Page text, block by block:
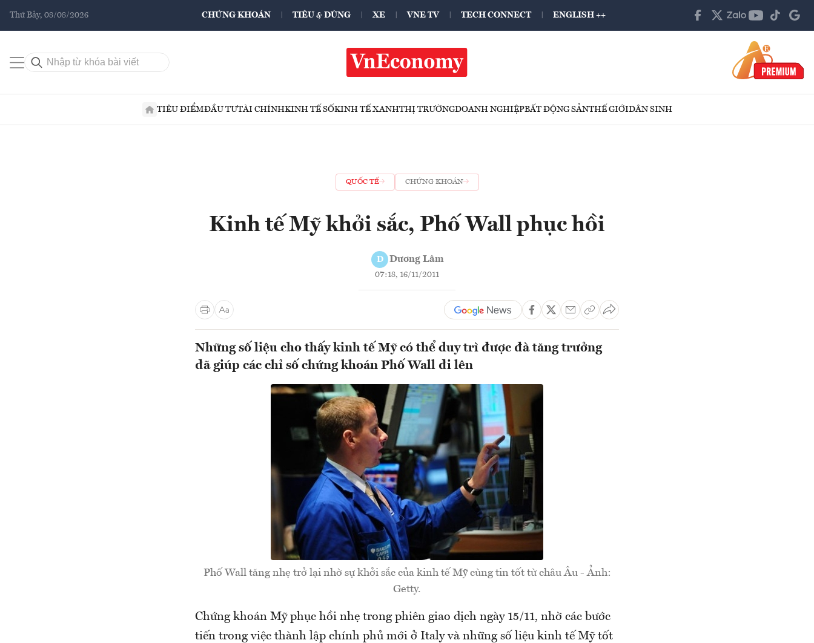
Thứ Bảy, 08/08/2026 CHỨNG KHOÁN TIÊU & DÙNG XE VNE TV TECH CONNECT ENGLISH ++
TIÊU ĐIỂMĐẦU TƯTÀI CHÍNHKINH TẾ SỐKINH TẾ XANHTHỊ TRƯỜNGDOANH NGHIỆPBẤT ĐỘNG SẢNTHẾ GIỚIDÂN SINH
QUỐC TẾ CHỨNG KHOÁN
Kinh tế Mỹ khởi sắc, Phố Wall phục hồi
D Dương Lâm
07:18, 16/11/2011
Những số liệu cho thấy kinh tế Mỹ có thể duy trì được đà tăng trưởng
đã giúp các chỉ số chứng khoán Phố Wall đi lên
Phố Wall tăng nhẹ trở lại nhờ sự khởi sắc của kinh tế Mỹ cùng tin tốt từ châu Âu - Ảnh:
Getty.
Chứng khoán Mỹ phục hồi nhẹ trong phiên giao dịch ngày 15/11, nhờ các bước
tiến trong việc thành lập chính phủ mới ở Italy và những số liệu kinh tế Mỹ tốt